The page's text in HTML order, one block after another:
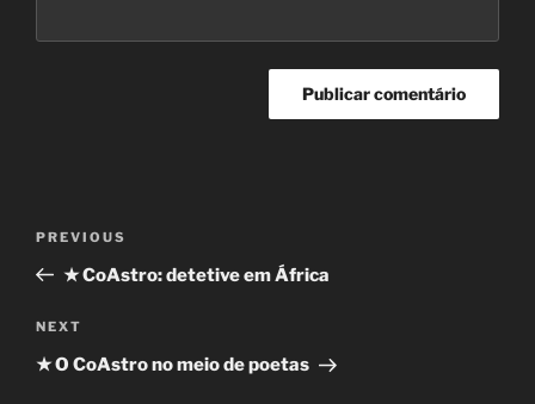
artigos
Previous
Post
PREVIOUS
★ CoAstro: detetive em África
Next
Post
NEXT
★ O CoAstro no meio de poetas